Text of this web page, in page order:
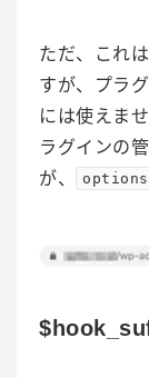
ただ、これ
すが、プラ
には使えま
ラグインの
が、